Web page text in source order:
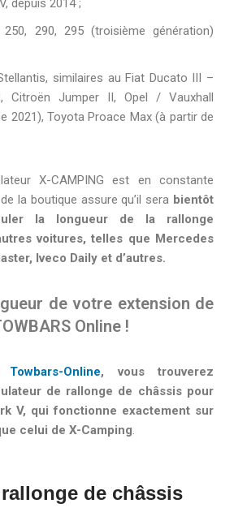
depuis 2014 ;
290, 295 (troisième génération)
similaires au Fiat Ducato III –
Citroën Jumper II, Opel / Vauxhall
2021), Toyota Proace Max (à partir de
X-CAMPING est en constante
la boutique assure qu’il sera bientôt
la longueur de la rallonge
voitures, telles que Mercedes
Iveco Daily et d’autres.
de votre extension de
Online !
Towbars-Online, vous trouverez
de rallonge de châssis pour
V, qui fonctionne exactement sur
celui de X-Camping.
de châssis